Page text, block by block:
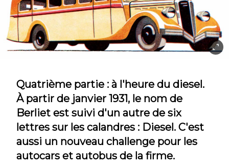
Quatrième partie : à l'heure du diesel.
À partir de janvier 1931, le nom de
Berliet est suivi d'un autre de six
lettres sur les calandres : Diesel. C'est
aussi un nouveau challenge pour les
autocars et autobus de la firme.